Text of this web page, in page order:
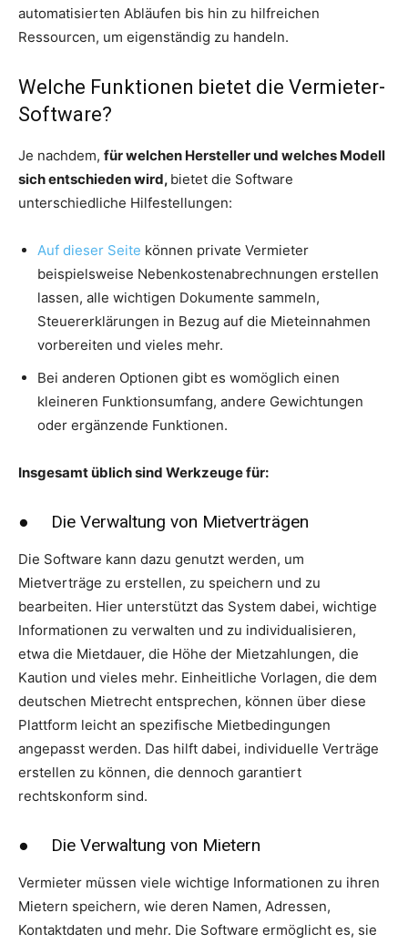
automatisierten Abläufen bis hin zu hilfreichen
Ressourcen, um eigenständig zu handeln.
Welche Funktionen bietet die Vermieter-
Software?
Je nachdem, für welchen Hersteller und welches Modell
sich entschieden wird, bietet die Software
unterschiedliche Hilfestellungen:
Auf dieser Seite können private Vermieter
beispielsweise Nebenkostenabrechnungen erstellen
lassen, alle wichtigen Dokumente sammeln,
Steuererklärungen in Bezug auf die Mieteinnahmen
vorbereiten und vieles mehr.
Bei anderen Optionen gibt es womöglich einen
kleineren Funktionsumfang, andere Gewichtungen
oder ergänzende Funktionen.
Insgesamt üblich sind Werkzeuge für:
● Die Verwaltung von Mietverträgen
Die Software kann dazu genutzt werden, um
Mietverträge zu erstellen, zu speichern und zu
bearbeiten. Hier unterstützt das System dabei, wichtige
Informationen zu verwalten und zu individualisieren,
etwa die Mietdauer, die Höhe der Mietzahlungen, die
Kaution und vieles mehr. Einheitliche Vorlagen, die dem
deutschen Mietrecht entsprechen, können über diese
Plattform leicht an spezifische Mietbedingungen
angepasst werden. Das hilft dabei, individuelle Verträge
erstellen zu können, die dennoch garantiert
rechtskonform sind.
● Die Verwaltung von Mietern
Vermieter müssen viele wichtige Informationen zu ihren
Mietern speichern, wie deren Namen, Adressen,
Kontaktdaten und mehr. Die Software ermöglicht es, sie